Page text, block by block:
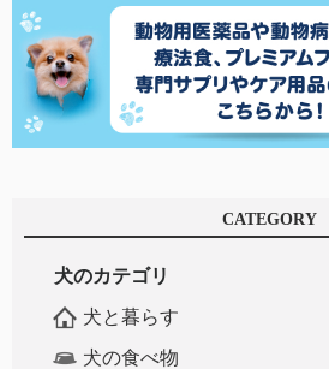
CATEGORY
犬のカテゴリ
犬と暮らす
犬の食べ物